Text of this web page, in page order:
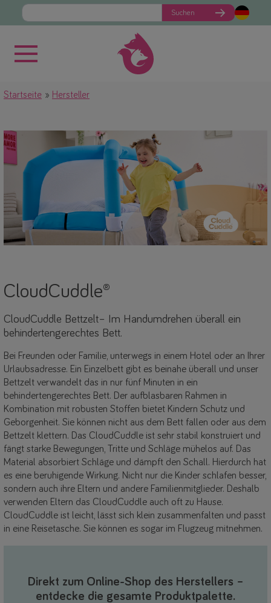
Suchen
Startseite Hersteller
CloudCuddle®
CloudCuddle Bettzelt– Im Handumdrehen überall ein
behindertengerechtes Bett.
Bei Freunden oder Familie, unterwegs in einem Hotel oder an Ihrer
Urlaubsadresse. Ein Einzelbett gibt es beinahe überall und unser
Bettzelt verwandelt das in nur fünf Minuten in ein
behindertengerechtes Bett. Der aufblasbaren Rahmen in
Kombination mit robusten Stoffen bietet Kindern Schutz und
Geborgenheit. Sie können nicht aus dem Bett fallen oder aus dem
Bettzelt klettern. Das CloudCuddle ist sehr stabil konstruiert und
fängt starke Bewegungen, Tritte und Schläge mühelos auf. Das
Material absorbiert Schläge und dämpft den Schall. Hierdurch hat
es eine beruhigende Wirkung. Nicht nur die Kinder schlafen besser,
sondern auch ihre Eltern und andere Familienmitglieder. Deshalb
verwenden Eltern das CloudCuddle auch oft zu Hause.
CloudCuddle ist leicht, lässt sich klein zusammenfalten und passt
in eine Reisetasche. Sie können es sogar im Flugzeug mitnehmen.
Direkt zum Online-Shop des Herstellers –
entdecke die gesamte Produktpalette.